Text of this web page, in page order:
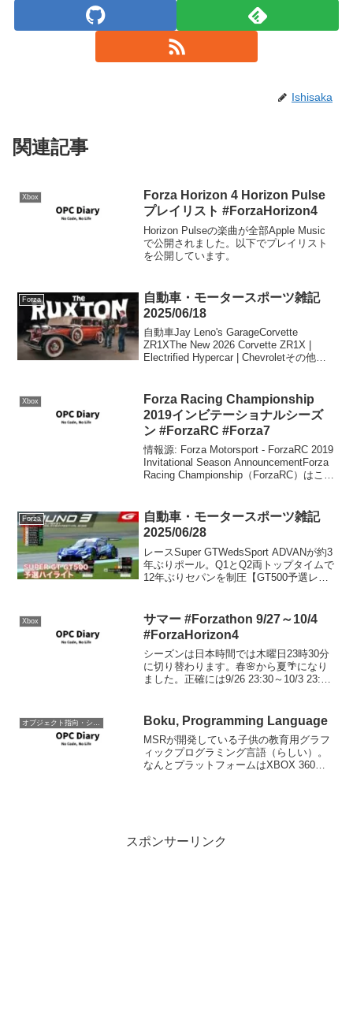
Ishisaka
関連記事
Xbox
Forza Horizon 4 Horizon Pulse
プレイリスト #ForzaHorizon4
Horizon Pulseの楽曲が全部Apple Music
で公開されました。以下でプレイリスト
を公開しています。
Forza
自動車・モータースポーツ雑記
2025/06/18
自動車Jay Leno's GarageCorvette
ZR1XThe New 2026 Corvette ZR1X |
Electrified Hypercar | Chevroletその他ホ
Xbox
Forza Racing Championship
2019インビテーショナルシーズ
ン #ForzaRC #Forza7
情報源: Forza Motorsport - ForzaRC 2019
Invitational Season AnnouncementForza
Racing Championship（ForzaRC）はこれ
Forza
自動車・モータースポーツ雑記
2025/06/28
レースSuper GTWedsSport ADVANが約3
年ぶりポール。Q1とQ2両トップタイムで
12年ぶりセパンを制圧【GT500予選レポ
Xbox
サマー #Forzathon 9/27～10/4
#ForzaHorizon4
シーズンは日本時間では木曜日23時30分
に切り替わります。春🌸から夏🌴になり
ました。正確には9/26 23:30～10/3 23:30
オブジェクト指向・システム開発 Boku, Programming Language
MSRが開発している子供の教育用グラフ
ィックプログラミング言語（らしい）。
なんとプラットフォームはXBOX 360の
スポンサーリンク